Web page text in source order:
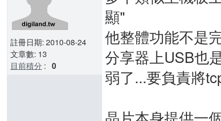
註冊日期: 2010-08-24
文章數: 13
目前積分 : 0
顯"
他整體功能不是
分享器上USB也
弱了...要負責將